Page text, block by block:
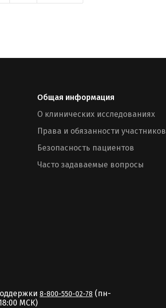
Общая информация
О клинических исследованиях
Права и обязанности участников
Безопасность пациентов
Часто задаваемые вопросы
8-800-550-02-78 (пн-
MCК)